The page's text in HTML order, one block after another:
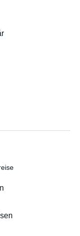
kjøreturen om